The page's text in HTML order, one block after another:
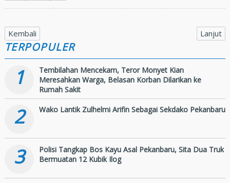
Kembali Lanjut
TERPOPULER
1
Tembilahan Mencekam, Teror Monyet Kian
Meresahkan Warga, Belasan Korban Dilarikan ke
Rumah Sakit
2 Wako Lantik Zulhelmi Arifin Sebagai Sekdako Pekanbaru
3
Polisi Tangkap Bos Kayu Asal Pekanbaru, Sita Dua Truk
Bermuatan 12 Kubik Ilog